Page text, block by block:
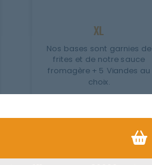
XL
Nos bases sont garnies de
frites et de notre sauce
fromagère + 5 Viandes au
choix.
17.00€